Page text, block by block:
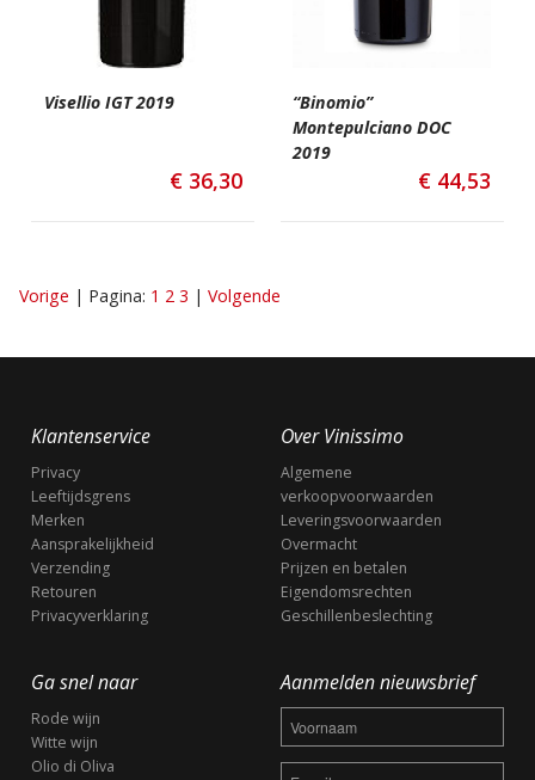
Visellio IGT 2019
€ 36,30
“Binomio”
Montepulciano DOC
2019
€ 44,53
Vorige Pagina: 1 2 3 Volgende
Klantenservice
Privacy
Leeftijdsgrens
Merken
Aansprakelijkheid
Verzending
Retouren
Privacyverklaring
Over Vinissimo
Algemene
verkoopvoorwaarden
Leveringsvoorwaarden
Overmacht
Prijzen en betalen
Eigendomsrechten
Geschillenbeslechting
Ga snel naar
Rode wijn
Witte wijn
Olio di Oliva
Aanmelden nieuwsbrief